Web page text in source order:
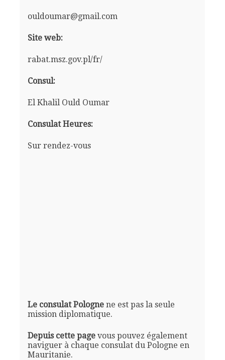
ouldoumar@gmail.com
Site web:
rabat.msz.gov.pl/fr/
Consul:
El Khalil Ould Oumar
Consulat Heures:
Sur rendez-vous
Le consulat Polognene est pas la seule
mission diplomatique.
Depuis cette pagevous pouvez également
naviguer à chaque consulat du Pologne en
Mauritanie.